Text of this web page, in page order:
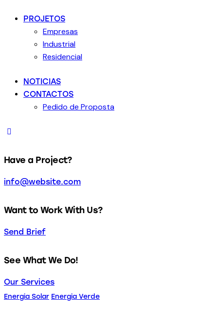
PROJETOS
Empresas
Industrial
Residencial
NOTICIAS
CONTACTOS
Pedido de Proposta
Have a Project?
info@website.com
Want to Work With Us?
Send Brief
See What We Do!
Our Services
Energia Solar Energia Verde